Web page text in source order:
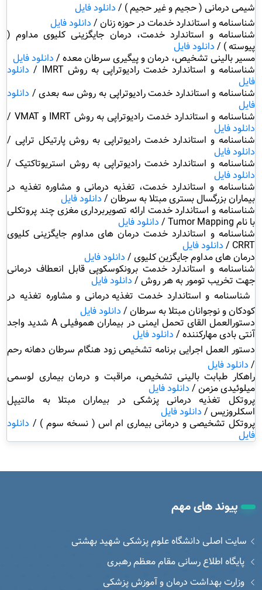
شیمی درمانی ( حجیم و غیر حجیم ) / دانلود فایل
شناسنامه و استاندارد خدمات در حوزه زنان / دانلود فایل
شناسنامه و استاندارد خدمت، درمان جایگزینی کلیوی مداوم (
پیوسته ) / دانلود فایل
مسیر بالینی تشخیص، درمان و پیگیری سرطان معده / دانلود فایل
شناسنامه و استاندارد خدمت رادیوتراپی به روش IMRT /
دانلود
فایل
شناسنامه و استاندارد خدمت رادیوتراپی به روش سه بعدی/ دانلود
فایل
شناسنامه و استاندارد خدمت رادیوتراپی به روش IMRT وVMAT
/
دانلود فایل
شناسنامه و استاندارد خدمت رادیوتراپی به روش پارتیکل تراپی /
دانلود فایل
شناسنامه و استاندارد خدمت رادیوتراپی به روش استریوتاکتیک /
دانلود فایل
شناسنامه و استاندارد خدمت، تغذیه درمانی و مشاوره تغذیه در
بیماران بزرگسال بستری مبتلا به سرطان / دانلود فایل
شناسنامه و استاندارد خدمت ارائه تصویربرداری مغزی چند پروتکلی
با نام Tumor Mapping
/ دانلود فایل
شناسنامه و استاندارد خدمت درمان های مداوم جایگزینی کلیوی
CRRT
/ دانلود فایل
درمان های مداوم جایگزین کلیوی / دانلود فایل
شناسنامه و استاندارد خدمت برونکوسکوپی قابل انعطاف درمانی
جهت تخریب تومور به هر روش / دانلود فایل
شناسنامه و استاندارد خدمت تغذیه درمانی و مشاوره تغذیه در
کودکان و نوجوانان مبتلا به سرطان / دانلود فایل
دستورالعمل القای تحمل ایمنی در بیماران هموفیلی Aشدید واجد
آنتی بادی مهارکننده / دانلود فایل
دستور العمل اجرایی برنامه تشخیص زود هنگام سرطان دهانه رحم
/ دانلود فایل
راهکار طبابت بالینی تشخیص، مراقبت و درمان بیماری لوسمی
میلوئیدی مزمن / دانلود فایل
پروتکل تغذیه درمانی پزشکی در بیماران مبتلا به مالتیپل
اسکلروزیس / دانلود فایل
پروتکل تشخیصی و درمانی بیماری ام اس ( نسخه سوم ) / دانلود
فایل
پیوند های مهم
سایت اصلی دانشگاه علوم پزشکی شهید بهشتی
پایگاه اطلاع رسانی مقام معظم رهبری
وزارت بهداشت درمان و آموزش پزشکی